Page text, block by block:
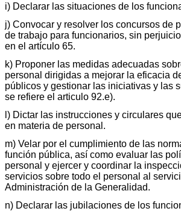
i) Declarar las situaciones de los
j) Convocar y resolver los concursos de
de trabajo para funcionarios, sin
en el artículo 65.
k) Proponer las medidas adecuadas
personal dirigidas a mejorar la eficacia
públicos y gestionar las iniciativas y las
se refiere el articulo 92.e).
l) Dictar las instrucciones y circulares
en materia de personal.
m) Velar por el cumplimiento de las
función pública, así como evaluar las
personal y ejercer y coordinar la
servicios sobre todo el personal al
Administración de la Generalidad.
n) Declarar las jubilaciones de los